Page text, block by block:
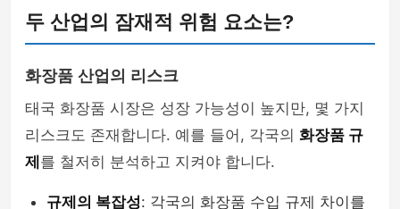
두 산업의 잠재적 위험 요소는?
화장품 산업의 리스크
태국 화장품 시장은 성장 가능성이 높지만, 몇 가지
리스크도 존재합니다. 예를 들어, 각국의 화장품 규
제 를 철저히 분석하고 지켜야 합니다.
규제의 복잡성: 각국의 화장품 수입 규제 차이를